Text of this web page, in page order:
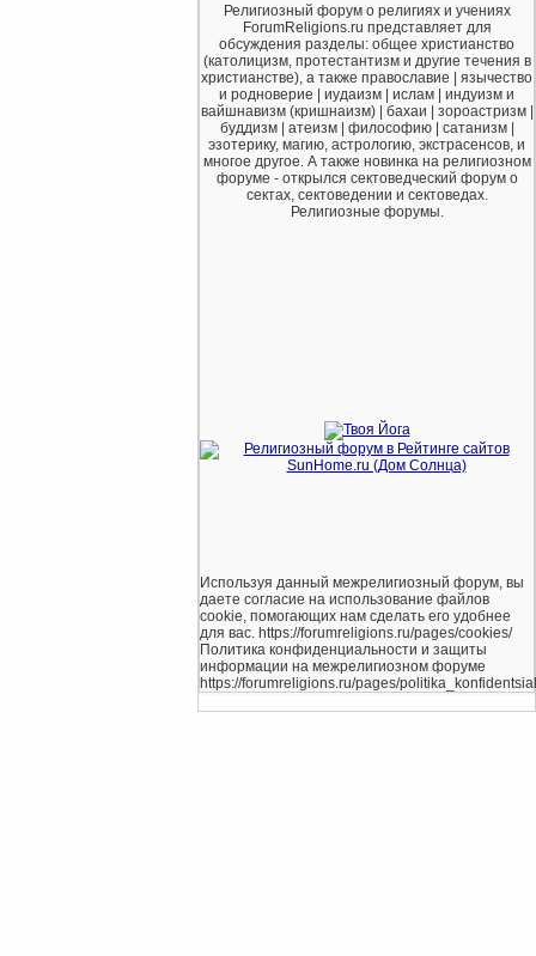
Религиозный форум о религиях и учениях
ForumReligions.ru представляет для
обсуждения разделы: общее христианство
(католицизм, протестантизм и другие течения в
христианстве), а также православие | язычество
и родноверие | иудаизм | ислам | индуизм и
вайшнавизм (кришнаизм) | бахаи | зороастризм |
буддизм | атеизм | философию | сатанизм |
эзотерику, магию, астрологию, экстрасенсов, и
многое другое. А также новинка на религиозном
форуме - открылся сектоведческий форум о
сектах, сектоведении и сектоведах.
Религиозные форумы.
Используя данный межрелигиозный форум, вы
даете согласие на использование файлов
cookie, помогающих нам сделать его удобнее
для вас. https://forumreligions.ru/pages/cookies/
Политика конфиденциальности и защиты
информации на межрелигиозном форуме
https://forumreligions.ru/pages/